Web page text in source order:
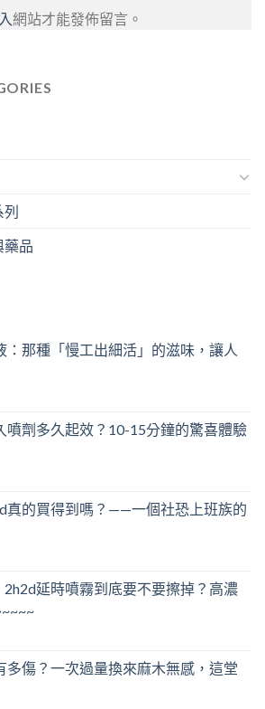
網站才能發佈留言。
列
藥品
：那種「慢工出細活」的滋味，讓人
噴劑多久起效？10-15分鐘的驚喜體驗
真的買得到嗎？——一個社恐上班族的
延時噴霧到底要不要擦掉？高濃
多傷？一次過量換來麻木無感，這堂